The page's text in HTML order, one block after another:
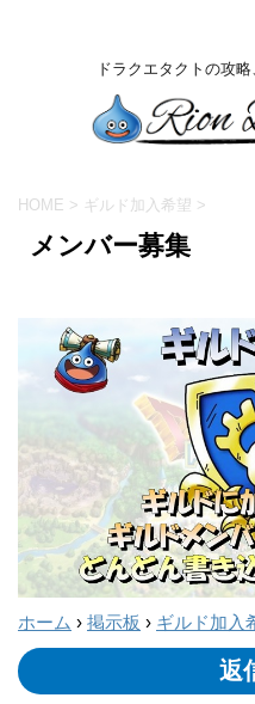
ドラクエタクトの攻
HOME > ギルド加入希望 >
メンバー募集
ホーム › 掲示板 › ギルド加入
返